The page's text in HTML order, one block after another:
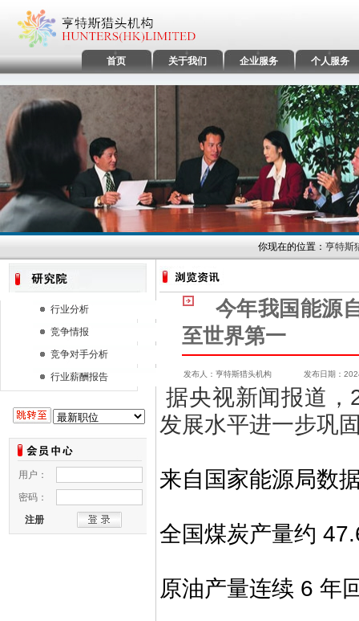
首页 关于我们 企业服务 个人服务
你现在的位置： 亨特斯
行业分析
竞争情报
竞争对手分析
行业薪酬报告
今年我国能源
至世界第一
发布人：亨特斯猎头机构 发布日期：
据央视新闻报道
发展水平进一步巩
来自国家能源局数
全国煤炭产量约
原油产量连续 6 年